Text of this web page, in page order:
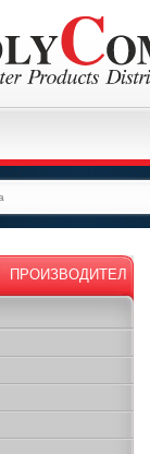
ПРОИЗВОДИТЕЛ